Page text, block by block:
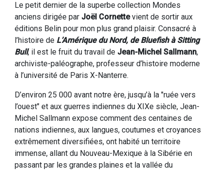
Le petit dernier de la superbe collection Mondes
anciens dirigée par Joël Cornettevient de sortir aux
éditions Belin pour mon plus grand plaisir. Consacré à
l’histoire de L’Amérique du Nord, de Bluefish à Sitting
Bull, il est le fruit du travail de Jean-Michel Sallmann,
archiviste-paléographe, professeur d’histoire moderne
à l’université de Paris X-Nanterre.
D’environ 25 000 avant notre ère, jusqu’à la "ruée vers
l’ouest" et aux guerres indiennes du XIXe siècle, Jean-
Michel Sallmann expose comment des centaines de
nations indiennes, aux langues, coutumes et croyances
extrêmement diversifiées, ont habité un territoire
immense, allant du Nouveau-Mexique à la Sibérie en
passant par les grandes plaines et la vallée du